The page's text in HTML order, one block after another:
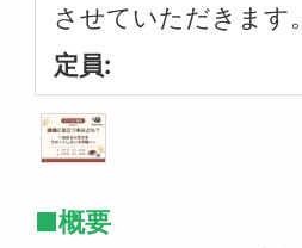
させていただきます。
定員:
■概要